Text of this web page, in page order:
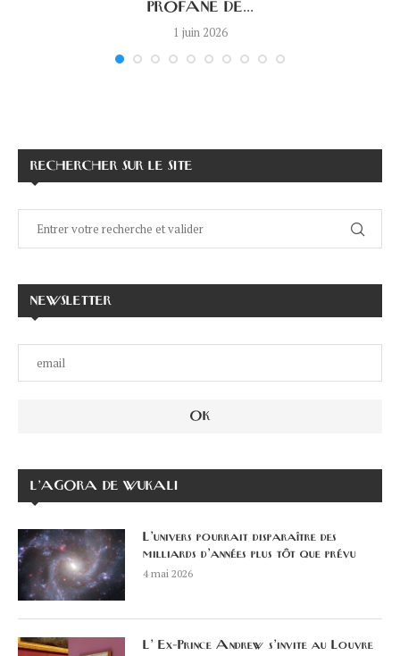
PROFANE DE...
1 juin 2026
RECHERCHER SUR LE SITE
NEWSLETTER
L’AGORA DE WUKALI
L’univers pourrait disparaître des
milliards d’années plus tôt que prévu
4 mai 2026
L’ Ex-Prince Andrew s’invite au Louvre